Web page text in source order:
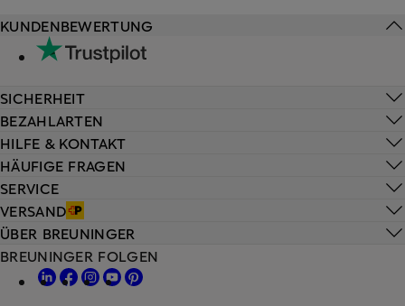
HILFE & KONTAKT
HÄUFIGE FRAGEN
SERVICE
VERSAND
KUNDENBEWERTUNG
SICHERHEIT
BEZAHLARTEN
ÜBER BREUNINGER
BREUNINGER FOLGEN